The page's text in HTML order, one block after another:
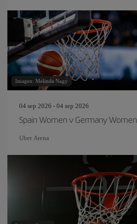
Imagen: Melinda Nagy
04 sep 2026 - 04 sep 2026
Spain Women v Germany Women
Uber Arena